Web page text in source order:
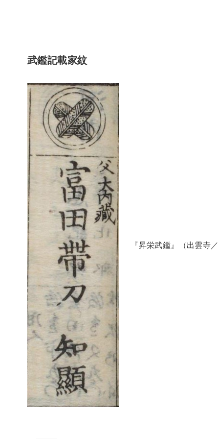
武鑑記載家紋
『昇栄武鑑』（出雲寺